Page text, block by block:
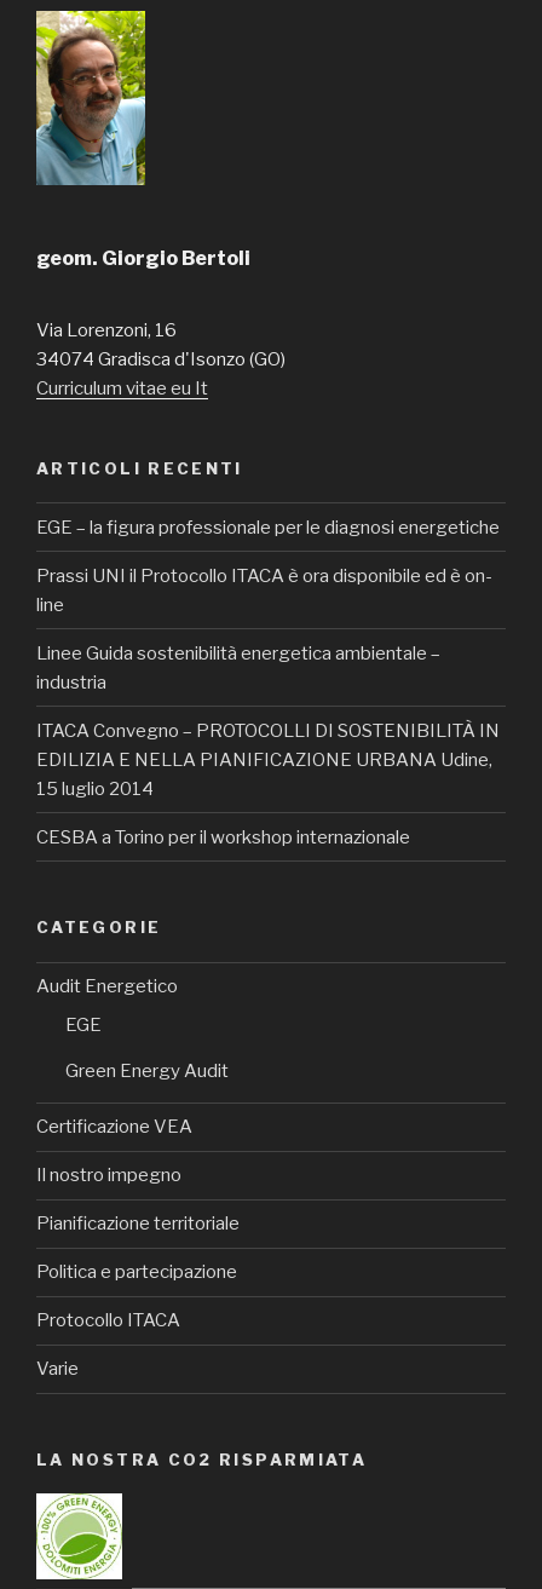
geom. Giorgio Bertoli
Via Lorenzoni, 16
34074 Gradisca d'Isonzo (GO)
Curriculum vitae eu It
ARTICOLI RECENTI
EGE – la figura professionale per le diagnosi energetiche
Prassi UNI il Protocollo ITACA è ora disponibile ed è on-
line
Linee Guida sostenibilità energetica ambientale –
industria
ITACA Convegno – PROTOCOLLI DI SOSTENIBILITÀ IN
EDILIZIA E NELLA PIANIFICAZIONE URBANA Udine,
15 luglio 2014
CESBA a Torino per il workshop internazionale
CATEGORIE
Audit Energetico
EGE
Green Energy Audit
Certificazione VEA
Il nostro impegno
Pianificazione territoriale
Politica e partecipazione
Protocollo ITACA
Varie
LA NOSTRA CO2 RISPARMIATA